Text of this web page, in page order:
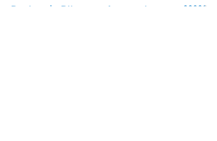
Design de Bijoux et Accessoires